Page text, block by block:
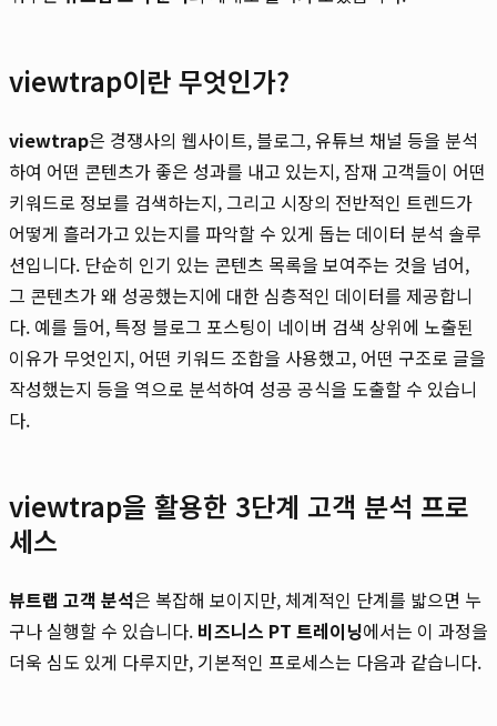
viewtrap이란 무엇인가?
viewtrap은 경쟁사의 웹사이트, 블로그, 유튜브 채널 등을 분석
하여 어떤 콘텐츠가 좋은 성과를 내고 있는지, 잠재 고객들이 어떤
키워드로 정보를 검색하는지, 그리고 시장의 전반적인 트렌드가
어떻게 흘러가고 있는지를 파악할 수 있게 돕는 데이터 분석 솔루
션입니다. 단순히 인기 있는 콘텐츠 목록을 보여주는 것을 넘어,
그 콘텐츠가 왜 성공했는지에 대한 심층적인 데이터를 제공합니
다. 예를 들어, 특정 블로그 포스팅이 네이버 검색 상위에 노출된
이유가 무엇인지, 어떤 키워드 조합을 사용했고, 어떤 구조로 글을
작성했는지 등을 역으로 분석하여 성공 공식을 도출할 수 있습니
다.
viewtrap을 활용한 3단계 고객 분석 프로
세스
뷰트랩 고객 분석은 복잡해 보이지만, 체계적인 단계를 밟으면 누
구나 실행할 수 있습니다. 비즈니스 PT 트레이닝에서는 이 과정을
더욱 심도 있게 다루지만, 기본적인 프로세스는 다음과 같습니다.